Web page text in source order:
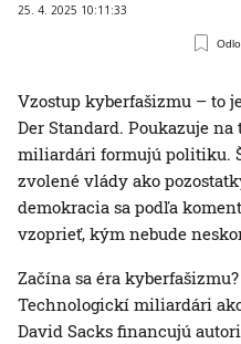
25. 4. 2025 10:11:33
Vzostup kyberfašizmu – to
Der Standard. Poukazuje
miliardári formujú politiku.
zvolené vlády ako
demokracia sa podľa
vzoprieť, kým nebude
Začína sa éra
Technologickí miliardári
David Sacks financujú